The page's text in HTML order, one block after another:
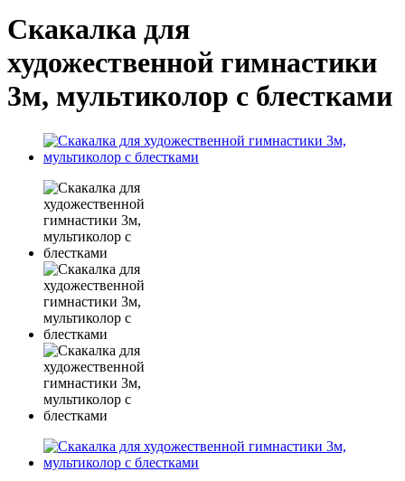
Скакалка для
художественной гимнастики
3м, мультиколор с блестками